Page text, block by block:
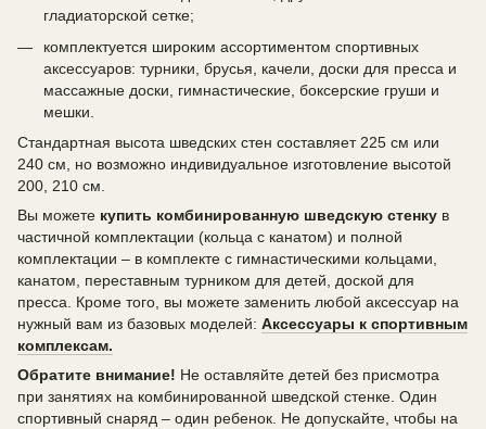
гладиаторской сетке;
комплектуется широким ассортиментом спортивных
аксессуаров: турники, брусья, качели, доски для пресса и
массажные доски, гимнастические, боксерские груши и
мешки.
Стандартная высота шведских стен составляет 225 см или
240 см, но возможно индивидуальное изготовление высотой
200, 210 см.
Вы можете купить комбинированную шведскую стенку в
частичной комплектации (кольца с канатом) и полной
комплектации – в комплекте с гимнастическими кольцами,
канатом, переставным турником для детей, доской для
пресса. Кроме того, вы можете заменить любой аксессуар на
нужный вам из базовых моделей: Аксессуары к спортивным
комплексам.
Обратите внимание! Не оставляйте детей без присмотра
при занятиях на комбинированной шведской стенке. Один
спортивный снаряд – один ребенок. Не допускайте, чтобы на